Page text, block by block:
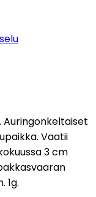
Auringonkeltaiset
Vaatii
3 cm
1g.